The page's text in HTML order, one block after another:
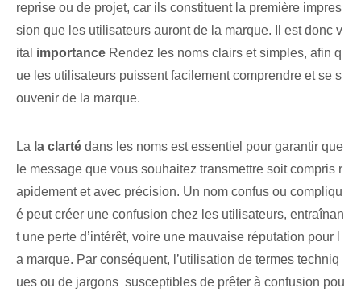
reprise ou de projet, car ils constituent la première impres
sion que les utilisateurs auront de la marque. Il est donc v
ital importance Rendez les noms clairs et simples, afin q
ue les utilisateurs puissent facilement comprendre et se s
ouvenir de la marque.
La la clarté dans les noms est essentiel pour garantir que
le message que vous souhaitez transmettre soit compris r
apidement et avec précision. Un nom confus ou compliqu
é peut créer une confusion chez les utilisateurs, entraînan
t une perte d’intérêt, voire une mauvaise réputation pour l
a marque. ‌Par conséquent, l’utilisation de termes techniq
ues ou de jargons ⁤ susceptibles de prêter à confusion pou